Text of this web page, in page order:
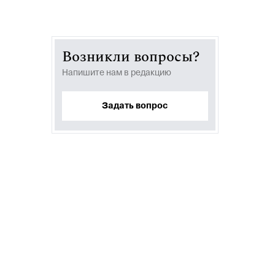
Возникли вопросы?
Напишите нам в редакцию
Задать вопрос